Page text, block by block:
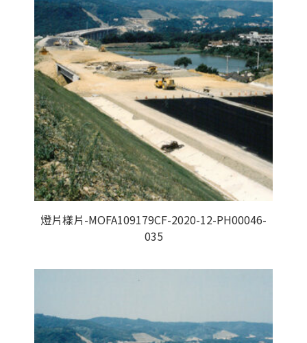
燈片樣片-MOFA109179CF-2020-12-PH00046-
035